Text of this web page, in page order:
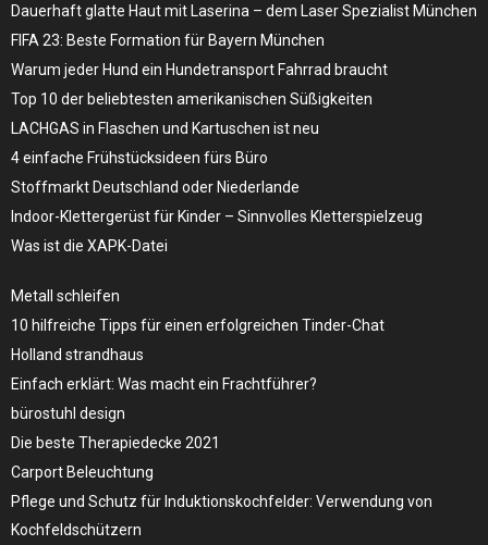
Dauerhaft glatte Haut mit Laserina – dem Laser Spezialist München
FIFA 23: Beste Formation für Bayern München
Warum jeder Hund ein Hundetransport Fahrrad braucht
Top 10 der beliebtesten amerikanischen Süßigkeiten
LACHGAS in Flaschen und Kartuschen ist neu
4 einfache Frühstücksideen fürs Büro
Stoffmarkt Deutschland oder Niederlande
Indoor-Klettergerüst für Kinder – Sinnvolles Kletterspielzeug
Was ist die XAPK-Datei
Metall schleifen
10 hilfreiche Tipps für einen erfolgreichen Tinder-Chat
Holland strandhaus
Einfach erklärt: Was macht ein Frachtführer?
bürostuhl design
Die beste Therapiedecke 2021
Carport Beleuchtung
Pflege und Schutz für Induktionskochfelder: Verwendung von
Kochfeldschützern